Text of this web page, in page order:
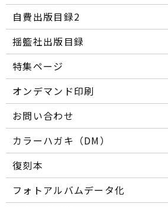
自費出版目録2
揺籃社出版目録
特集ページ
オンデマンド印刷
お問い合わせ
カラーハガキ（DM）
復刻本
フォトアルバムデータ化